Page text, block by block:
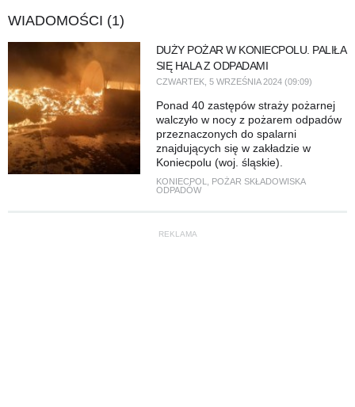
WIADOMOŚCI (1)
DUŻY POŻAR W KONIECPOLU. PALIŁA
SIĘ HALA Z ODPADAMI
CZWARTEK, 5 WRZEŚNIA 2024 (09:09)
Ponad 40 zastępów straży pożarnej
walczyło w nocy z pożarem odpadów
przeznaczonych do spalarni
znajdujących się w zakładzie w
Koniecpolu (woj. śląskie).
KONIECPOL
POŻAR SKŁADOWISKA
ODPADÓW
REKLAMA